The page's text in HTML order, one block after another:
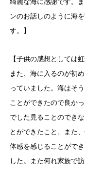
綺麗な海に感謝です。
ンのお話しのように海
す。】
【子供の感想としては
また、海に入るのが初
っていました。海はそ
ことができたので良か
でした見ることのでき
とができたこと、また
体感を感じることがで
した。また何れ家族で